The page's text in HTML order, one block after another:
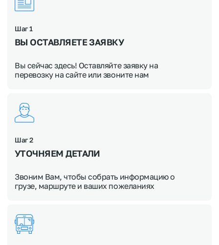
Шаг 1
ВЫ ОСТАВЛЯЕТЕ ЗАЯВКУ
Вы сейчас здесь! Оставляйте заявку на
перевозку на сайте или звоните нам
Шаг 2
УТОЧНЯЕМДЕТАЛИ
Звоним Вам, чтобы собрать информацию о
грузе, маршруте и ваших пожеланиях